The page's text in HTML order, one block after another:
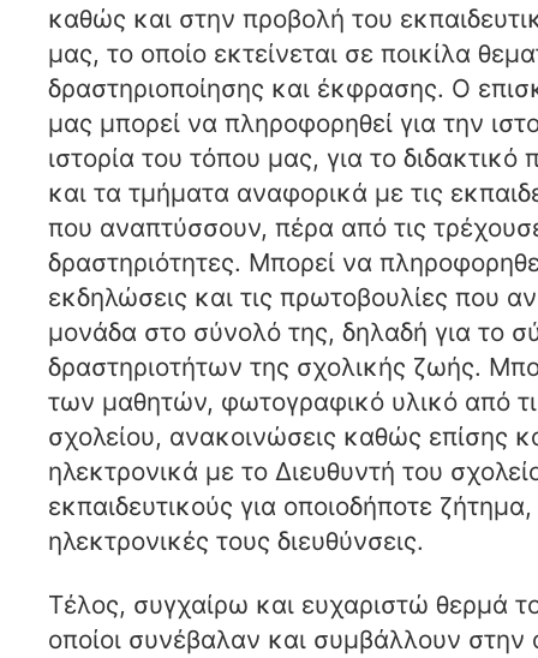
καθώς και στην προβολή του
μας, το οποίο εκτείνεται σε ποικίλα
δραστηριοποίησης και έκφρασης. Ο
μας μπορεί να πληροφορηθεί για την
ιστορία του τόπου μας, για το διδακτικό
και τα τμήματα αναφορικά με τις
που αναπτύσσουν, πέρα από τις
δραστηριότητες. Μπορεί να
εκδηλώσεις και τις πρωτοβουλίες που
μονάδα στο σύνολό της, δηλαδή για το
δραστηριοτήτων της σχολικής ζωής.
των μαθητών, φωτογραφικό υλικό από
σχολείου, ανακοινώσεις καθώς επίσης
ηλεκτρονικά με το Διευθυντή του
εκπαιδευτικούς για οποιοδήποτε
ηλεκτρονικές τους διευθύνσεις.
Τέλος, συγχαίρω και ευχαριστώ θερμά
οποίοι συνέβαλαν και συμβάλλουν στην